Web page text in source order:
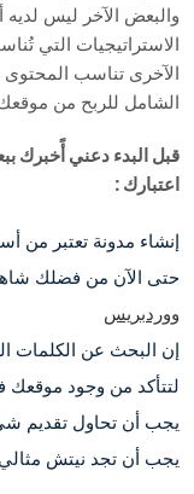
والبعض الآخر ليس
الاستراتيجيات التي
الآخرى تناسب المحتوى
الشامل للربح من موقعك العربي:
قبل البدء دعني أًخبرك
اعتبارك :
إنشاء مدونة تعتبر من
حتى الآن من فضلك
ووردبريس
إن البحث عن الكلمات
لتتأكد من وجود
يجب أن تحاول تقديم
يجب أن تجد نيتش